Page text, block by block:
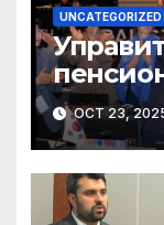
UNCATEGORIZED
OCT 23,